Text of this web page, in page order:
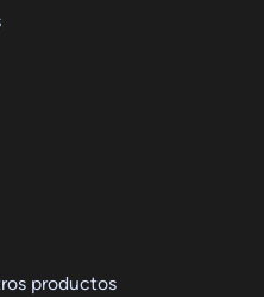
productos